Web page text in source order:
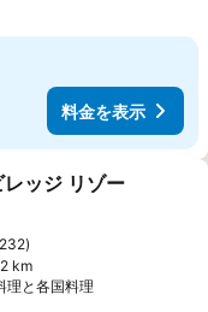
料金を表示
に追加
ッジ リゾー
232
km
理と各国料理